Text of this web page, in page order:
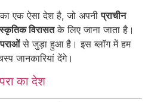
का एक ऐसा देश है, जो अपनीप्राचीन
विरासतके लिए जाना जाता है।
से जुड़ा हुआ है। इस ब्लॉग में हम
जानकारियां देंगे।
का देश